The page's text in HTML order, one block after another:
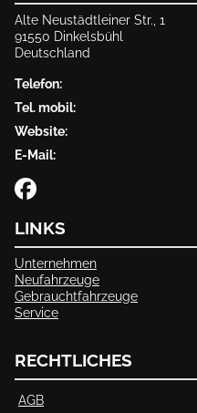
Alte Neustädtleiner Str., 1
91550 Dinkelsbühl
Deutschland
Telefon:
Tel. mobil:
Website:
E-Mail:
LINKS
Unternehmen
Neufahrzeuge
Gebrauchtfahrzeuge
Service
RECHTLICHES
AGB